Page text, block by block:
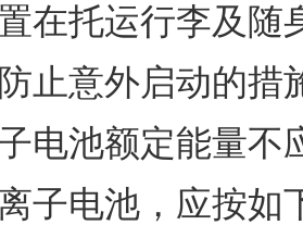
置在托运行李及
止意外启动的措
子电池额定能量不
子电池，应按如